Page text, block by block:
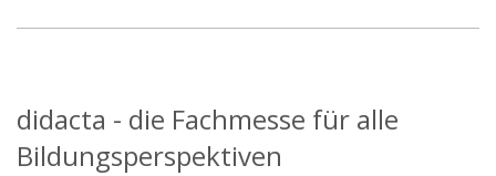
didacta - die Fachmesse für alle
Bildungsperspektiven